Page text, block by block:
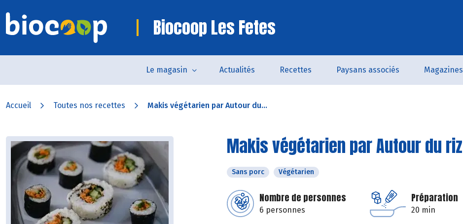
Biocoop Les Fetes
Le magasin Actualités Recettes Paysans associés Magazines
Accueil Toutes nos recettes Makis végétarien par Autour du...
Makis végétarien par Autour du riz
Sans porc Végétarien
Nombre de personnes
6 personnes
Préparation
20 min